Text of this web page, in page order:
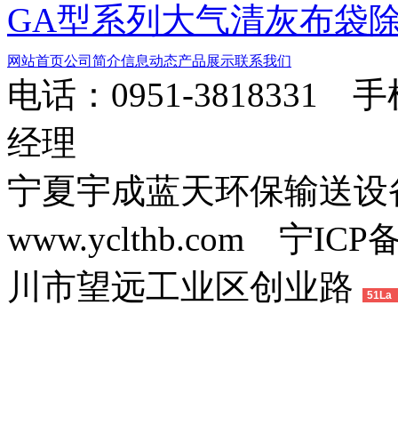
GA型系列大气清灰布袋
网站首页公司简介信息动态产品展示联系我们
电话：0951-3818331 手
经理
宁夏宇成蓝天环保输送
www.yclthb.com 宁ICP
川市望远工业区创业路
51La